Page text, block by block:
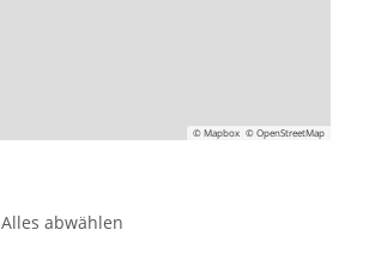
© Mapbox © OpenStreetMap
Alles abwählen